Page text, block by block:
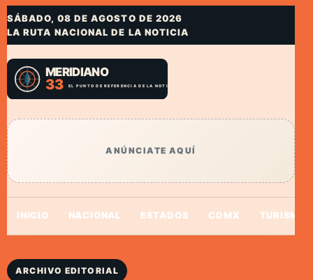
SÁBADO, 08 DE AGOSTO DE 2026
LA RUTA NACIONAL DE LA NOTICIA
ANÚNCIATE AQUÍ
INICIO NACIONAL ESTADOS CDMX TURISMO
ARCHIVO EDITORIAL